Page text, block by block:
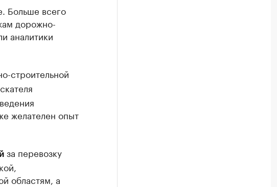
Больше всего
дорожно-
аналитики
строительной
желателен опыт
за перевозку
областям, а